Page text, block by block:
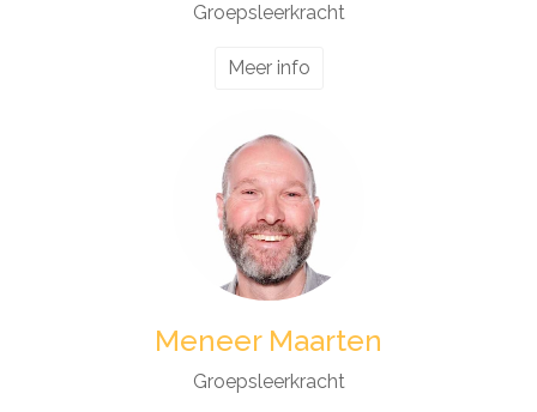
Groepsleerkracht
Meer info
Meneer Maarten
Groepsleerkracht